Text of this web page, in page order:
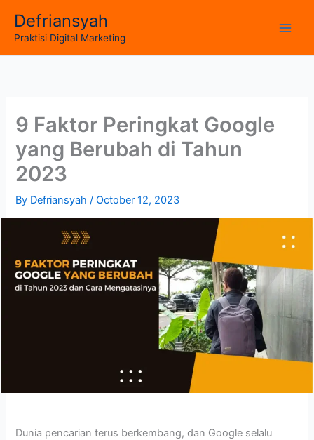
content
Defriansyah
Praktisi Digital Marketing
9 Faktor Peringkat Google
yang Berubah di Tahun
2023
By Defriansyah/October 12, 2023
Dunia pencarian terus berkembang, dan Google selalu